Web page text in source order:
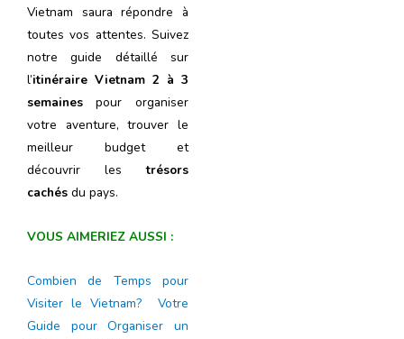
Vietnam saura répondre à
toutes vos attentes. Suivez
notre guide détaillé sur
l’itinéraire Vietnam 2 à 3
semaines pour organiser
votre aventure, trouver le
meilleur budget et
découvrir lestrésors
cachés du pays.
VOUS AIMERIEZ AUSSI :
Combien de Temps pour
Visiter le Vietnam? Votre
Guide pour Organiser un